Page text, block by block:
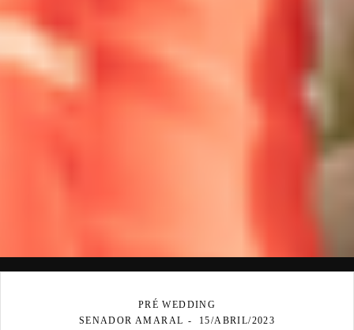
PRÉ WEDDING
SENADOR AMARAL
15/ABRIL/2023